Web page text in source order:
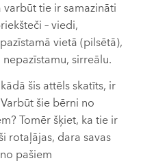
tie ir samazināti
– viedi,
vietā (pilsētā),
sirreālu.
šis attēls skatīts, ir
šie bērni no
Tomēr šķiet, ka tie ir
rotaļājas, dara savas
pašiem